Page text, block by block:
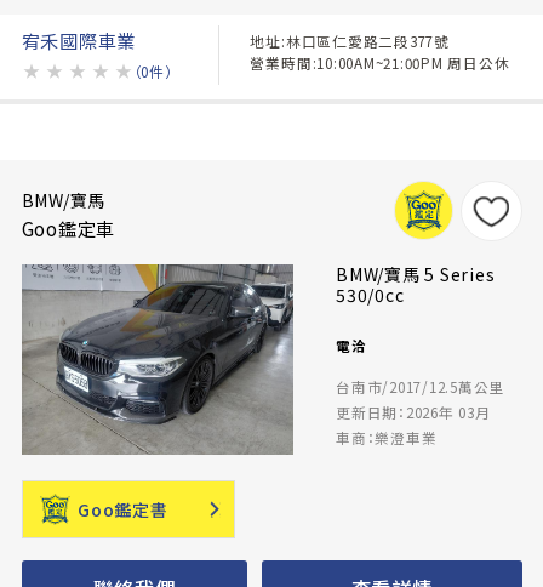
宥禾國際車業
★ ★ ★ ★ ★ （0件）
地址:林口區仁愛路二段377號
營業時間:10:00AM~21:00PM 周日公休
BMW/寶馬
Goo鑑定車
BMW/寶馬 5 Series
530/0cc
電洽
台南市/2017/12.5萬公里
更新日期：2026年 03月
車商：樂澄車業
Goo鑑定書